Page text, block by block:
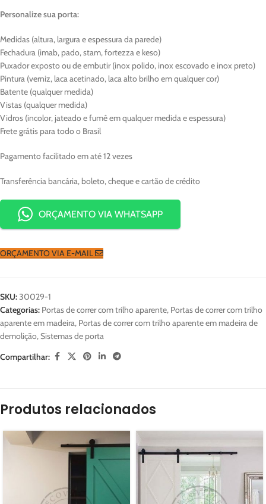
Personalize sua porta:
Medidas (altura, largura e espessura da parede)
Fechadura (imab, pado, stam, fortezza e keso)
Puxador exposto ou de embutir (inox polido, inox escovado e inox preto)
Pintura (verniz, laca acetinado, laca alto brilho em qualquer cor)
Batente (qualquer medida)
Vistas (qualquer medida)
Vidros (incolor, jateado e fumê em qualquer medida e espessura)
Frete grátis para todo o Brasil
Pagamento facilitado em até 12 vezes
Transferência bancária, boleto, cheque e cartão de crédito
ORÇAMENTO VIA WHATSAPP
ORÇAMENTO VIA E-MAIL
SKU:30029-1
Categorias: Portas de correr com trilho aparente, Portas de correr com trilho
aparente em madeira, Portas de correr com trilho aparente em madeira de
demolição,Sistemas de porta
Compartilhar:
Produtos relacionados